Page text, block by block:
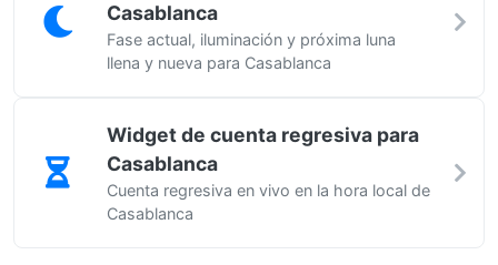
Casablanca
Fase actual, iluminación y próxima luna
llena y nueva para Casablanca
Widget de cuenta regresiva para
Casablanca
Cuenta regresiva en vivo en la hora local de
Casablanca